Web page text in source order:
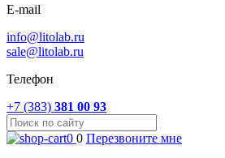
E-mail
info@litolab.ru
sale@litolab.ru
Телефон
+7 (383) 381 00 93
0 0 Перезвоните мне